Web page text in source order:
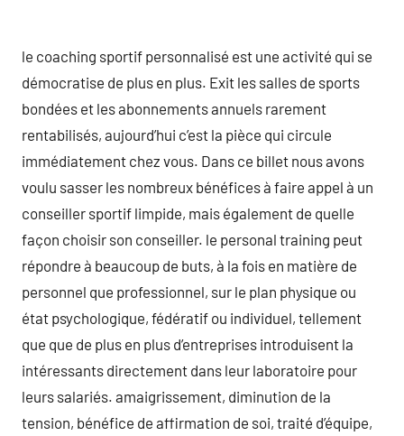
le coaching sportif personnalisé est une activité qui se
démocratise de plus en plus. Exit les salles de sports
bondées et les abonnements annuels rarement
rentabilisés, aujourd’hui c’est la pièce qui circule
immédiatement chez vous. Dans ce billet nous avons
voulu sasser les nombreux bénéfices à faire appel à un
conseiller sportif limpide, mais également de quelle
façon choisir son conseiller. le personal training peut
répondre à beaucoup de buts, à la fois en matière de
personnel que professionnel, sur le plan physique ou
état psychologique, fédératif ou individuel, tellement
que que de plus en plus d’entreprises introduisent la
intéressants directement dans leur laboratoire pour
leurs salariés. amaigrissement, diminution de la
tension, bénéfice de affirmation de soi, traité d’équipe,